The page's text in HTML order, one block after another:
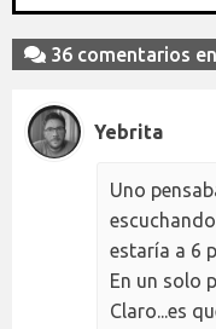
36 comentarios
Yebrita
Uno
estaría a 6
En un solo
Claro...es